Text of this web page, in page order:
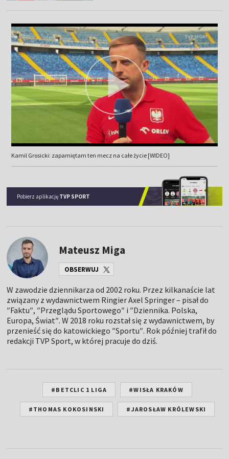
Kamil Grosicki: zapamiętam ten mecz na całe życie [WIDEO]
Pobierz aplikację TVP SPORT
Mateusz Miga
OBSERWUJ
W zawodzie dziennikarza od 2002 roku. Przez kilkanaście lat
związany z wydawnictwem Ringier Axel Springer – pisał do
″Faktu″, ″Przeglądu Sportowego″ i ″Dziennika. Polska,
Europa, Świat″. W 2018 roku rozstał się z wydawnictwem, by
przenieść się do katowickiego ″Sportu″. Rok później trafił do
redakcji TVP Sport, w której pracuje do dziś.
#BETCLIC 1 LIGA #WISŁA KRAKÓW
#THOMAS KOKOSINSKI #JAROSŁAW KRÓLEWSKI